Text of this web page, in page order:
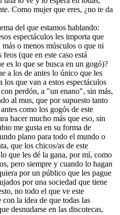
Como mujer que eres, ¿no te da
del que estamos hablando:
espectáculos les importa que
o menos músculos o que ni
(que en este caso está
es lo que se busca en un gogó)?
a los de antes lo único que les
que van a estos espectáculos
perdón, a "un enano", sin más,
al mus, que por supuesto tanto
como los gogós de este
hacer mucho más que eso, sin
me gusta en su forma de
plano para todo el mundo o
que los chicos/as de este
que les dé la gana, por mí, como
pero siempre y cuando lo hagan
por un público que les pague
por una sociedad que tiene
no todo el que ve este
la idea de que todas las
desnudarse en las discotecas,